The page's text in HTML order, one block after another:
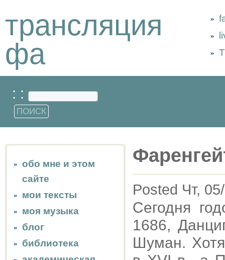
трансляция
фа
: :
обо мне и этом
сайте
мои тексты
моя музыка
блог
библиотека
Posted Чт,
Сегодня
1686,
Шуман.